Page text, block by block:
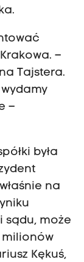
–
Tajstera.
–
była
na
sądu, może
milionów
Kękuś,